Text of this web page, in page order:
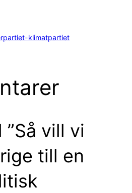
klimatpartiet
vill vi
till en